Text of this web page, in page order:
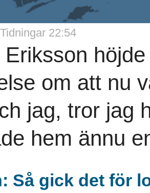
22:54
Eriksson
om att nu
jag, tror jag
hem ännu
Så gick det för